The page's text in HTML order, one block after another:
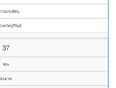
นประทัดบุ
หวัดบุรีรัมย์
37
พระ
สะอาด